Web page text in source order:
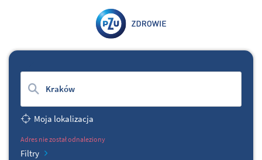
Moja lokalizacja
Adres nie został odnaleziony
Filtry